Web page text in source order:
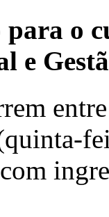
para o
e